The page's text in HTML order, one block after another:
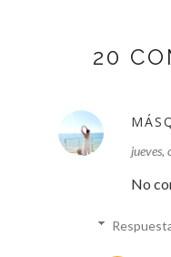
20
jueves,
No